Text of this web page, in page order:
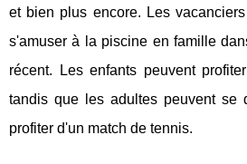
et bien plus encore. Les
s'amuser à la piscine en famille
récent. Les enfants peuvent
tandis que les adultes peuvent se
profiter d'un match de tennis.